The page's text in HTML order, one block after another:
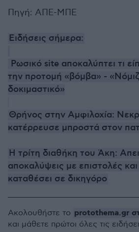
Πηγή: ΑΠΕ-ΜΠΕ
Ειδήσεις σήμερα:
Ρωσικό site αποκαλύπτει τι
την προτομή «βόμβα» -
δοκιμαστικό»
Θρήνος στην Αμφιλοχία:
κατέρρευσε μπροστά στον
Η τρίτη διαθήκη του Άκη:
αποκαλύψεις με επιστολές
καταθέσει σε δικηγόρο
Ακολουθήστε το protothema.gr
και μάθετε πρώτοι όλες τις